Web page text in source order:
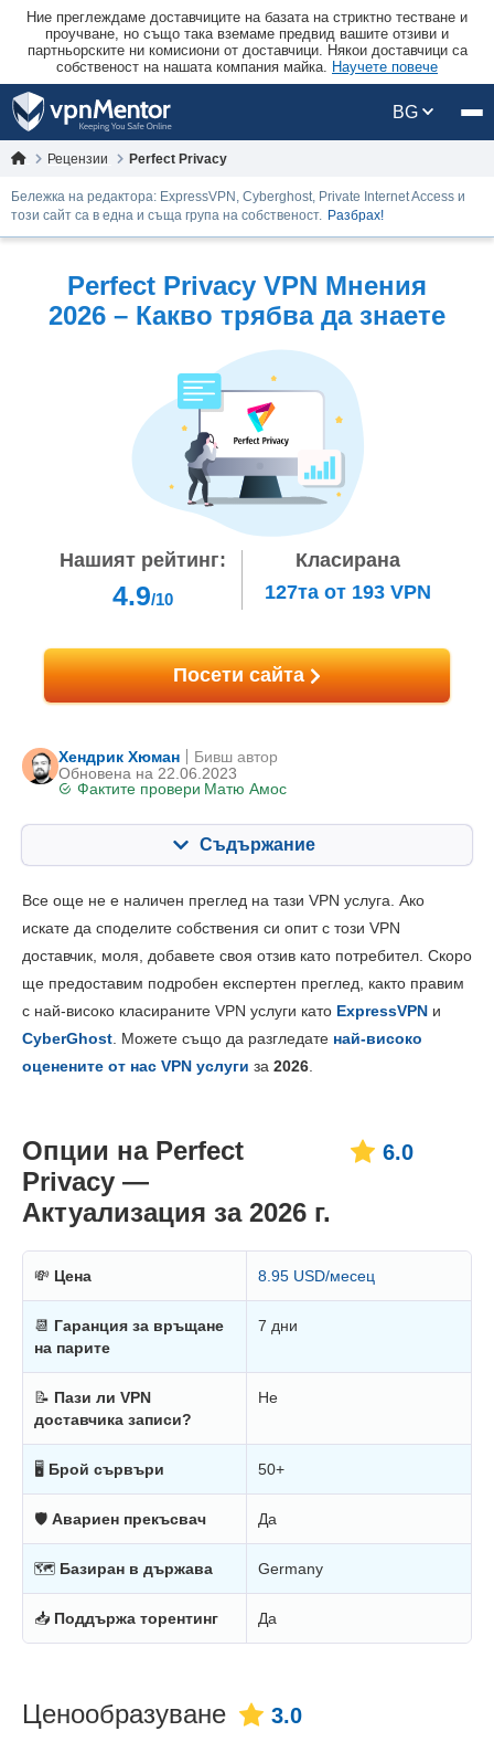
Ние преглеждаме доставчиците на базата на стриктно тестване и
проучване, но също така вземаме предвид вашите отзиви и
партньорските ни комисиони от доставчици. Някои доставчици са
собственост на нашата компания майка. Научете повече
BG
Рецензии Perfect Privacy
Бележка на редактора: ExpressVPN, Cyberghost, Private Internet Access и
този сайт са в една и съща група на собственост. Разбрах!
Perfect Privacy VPN Mнения
2026 – Какво трябва да знаете
Нашият рейтинг:
4.9/10
Класирана
127тa от 193 VPN
Посети сайта
Хендрик Хюман
Oбновена на 22.06.2023
Фактите провери Матю Амос
Бивш автор
Съдържание
Ключови опции 6.0
Инсталиране и приложения 5.0
Надеждност и поддръжка 2.0
Все още не е наличен преглед на тази VPN услуга. Ако
искате да споделите собствения си опит с този VPN
доставчик, моля, добавете своя отзив като потребител. Скоро
ще предоставим подробен експертен преглед, както правим
с най-високо класираните VPN услуги като ExpressVPN и
CyberGhost. Можете също да разгледате най-високо
оценените от нас VPN услуги за 2026.
Опции на Perfect
Privacy —
Актуализация за 2026 г.
6.0
💸 Цена 8.95 USD/месец
📆 Гаранция за връщане
на парите
7 дни
📝 Пази ли VPN
доставчика записи?
Не
🖥 Брой сървъри 50+
🛡 Авариен прекъсвач Да
🗺 Базиран в държава Germany
📥 Поддържа торентинг Да
Ценообразуване 3.0